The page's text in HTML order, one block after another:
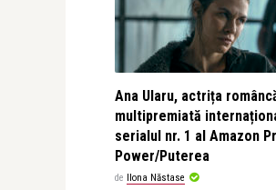
Ana Ularu, actrița
multipremiată
serialul nr. 1 al Amazon
Power/Puterea
de Ilona Năstase